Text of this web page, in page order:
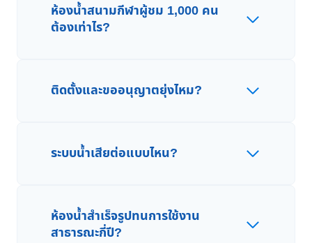
ห้องน้ำสนามกีฬาผู้ชม 1,000 คน
ต้องเท่าไร?
ติดตั้งและขออนุญาตยุ่งไหม?
ระบบน้ำเสียต่อแบบไหน?
ห้องน้ำสำเร็จรูปทนการใช้งาน
สาธารณะกี่ปี?